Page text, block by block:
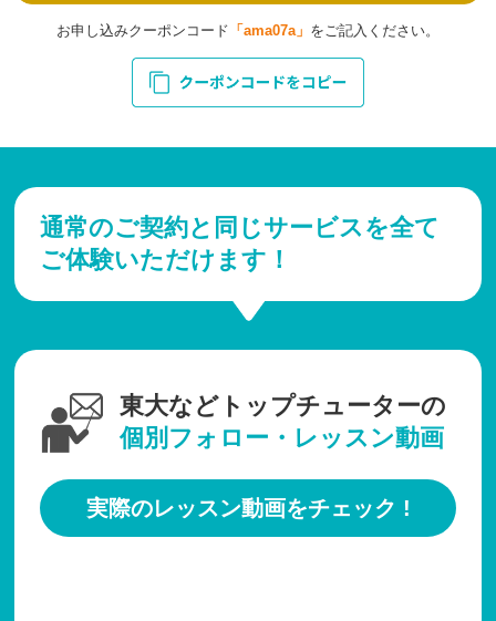
お申し込みクーポンコード 「ama07a」 をご記入ください。
通常のご契約と同じサービスを全て
ご体験いただけます！
東大などトップチューターの
個別フォロー・レッスン動画
実際のレッスン動画をチェック !